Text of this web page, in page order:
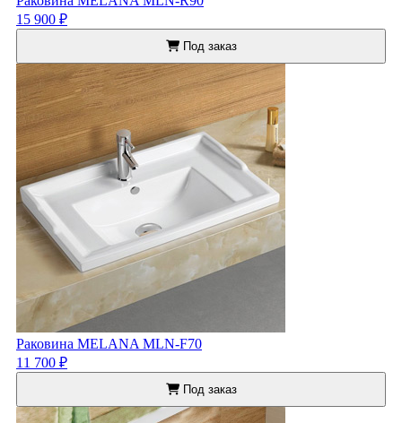
15 900 ₽
Под заказ
Раковина MELANA MLN-F70
11 700 ₽
Под заказ